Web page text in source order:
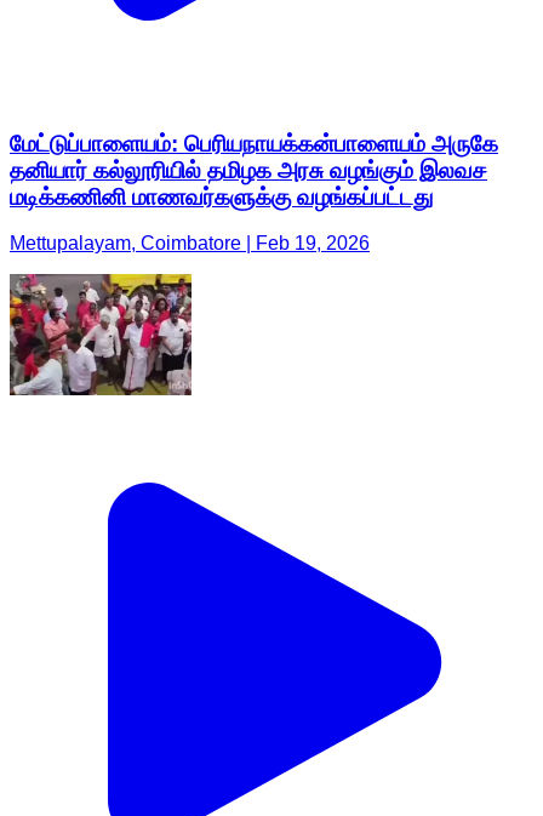
மேட்டுப்பாளையம்: பெரியநாயக்கன்பாளையம் அருகே
தனியார் கல்லூரியில் தமிழக அரசு வழங்கும் இலவச
மடிக்கணினி மாணவர்களுக்கு வழங்கப்பட்டது
Mettupalayam, Coimbatore | Feb 19, 2026